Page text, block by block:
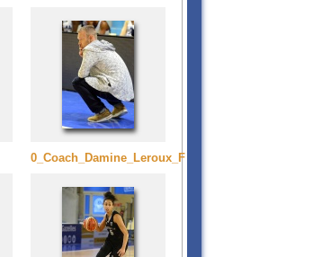
0_Coach_Damine_Leroux_F